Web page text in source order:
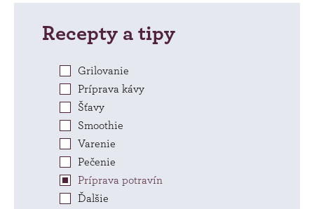
Recepty a tipy
Grilovanie
Príprava kávy
Šťavy
Smoothie
Varenie
Pečenie
Príprava potravín
Ďalšie